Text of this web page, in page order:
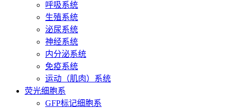
呼吸系统
生殖系统
泌尿系统
神经系统
内分泌系统
免疫系统
运动（肌肉）系统
荧光细胞系
GFP标记细胞系